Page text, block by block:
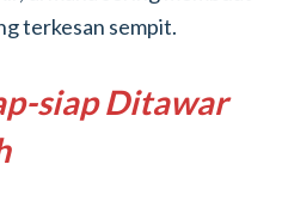
terkesan sempit.
siap Ditawar